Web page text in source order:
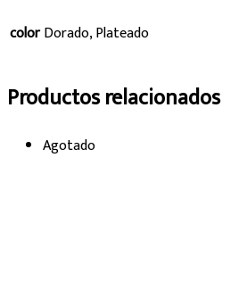
colorDorado, Plateado
Productos relacionados
Agotado